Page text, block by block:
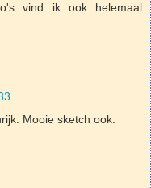
vind ik ook helemaal
Mooie sketch ook.